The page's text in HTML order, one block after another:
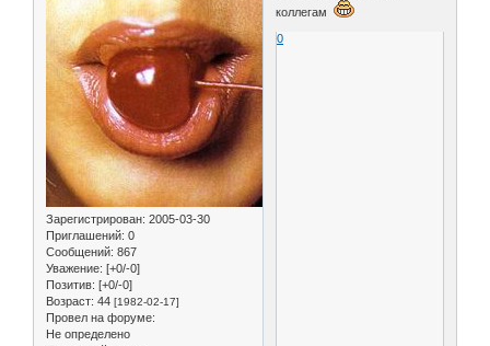
Зарегистрирован: 2005-03-30
Приглашений: 0
Сообщений: 867
Уважение: [+0/-0]
Позитив: [+0/-0]
Возраст: 44 [1982-02-17]
Провел на форуме:
Не определено
коллегам
0